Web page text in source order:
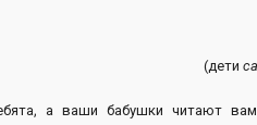
(дети
а ваши бабушки читают